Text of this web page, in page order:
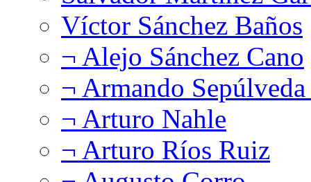
Víctor Sánchez Baños
¬ Alejo Sánchez Cano
¬ Armando
¬ Arturo Nahle
¬ Arturo Ríos Ruiz